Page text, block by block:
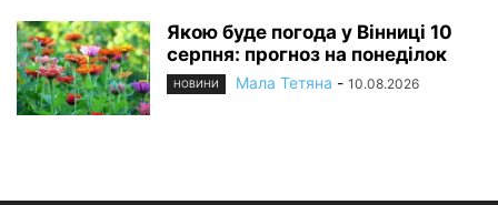
Якою буде погода у Вінниці 10
серпня: прогноз на понеділок
НОВИНИ Мала Тетяна - 10.08.2026